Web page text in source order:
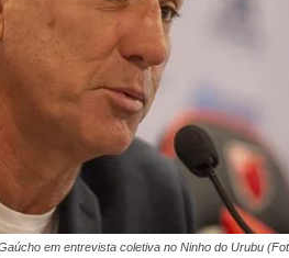
em entrevista coletiva no Ninho do Urubu